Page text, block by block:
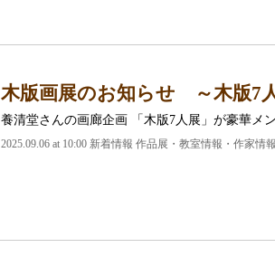
木版画展のお知らせ ～木版7
養清堂さんの画廊企画 「木版7人展」が豪華メ
2025.09.06 at 10:00 新着情報 作品展・教室情報・作家情報